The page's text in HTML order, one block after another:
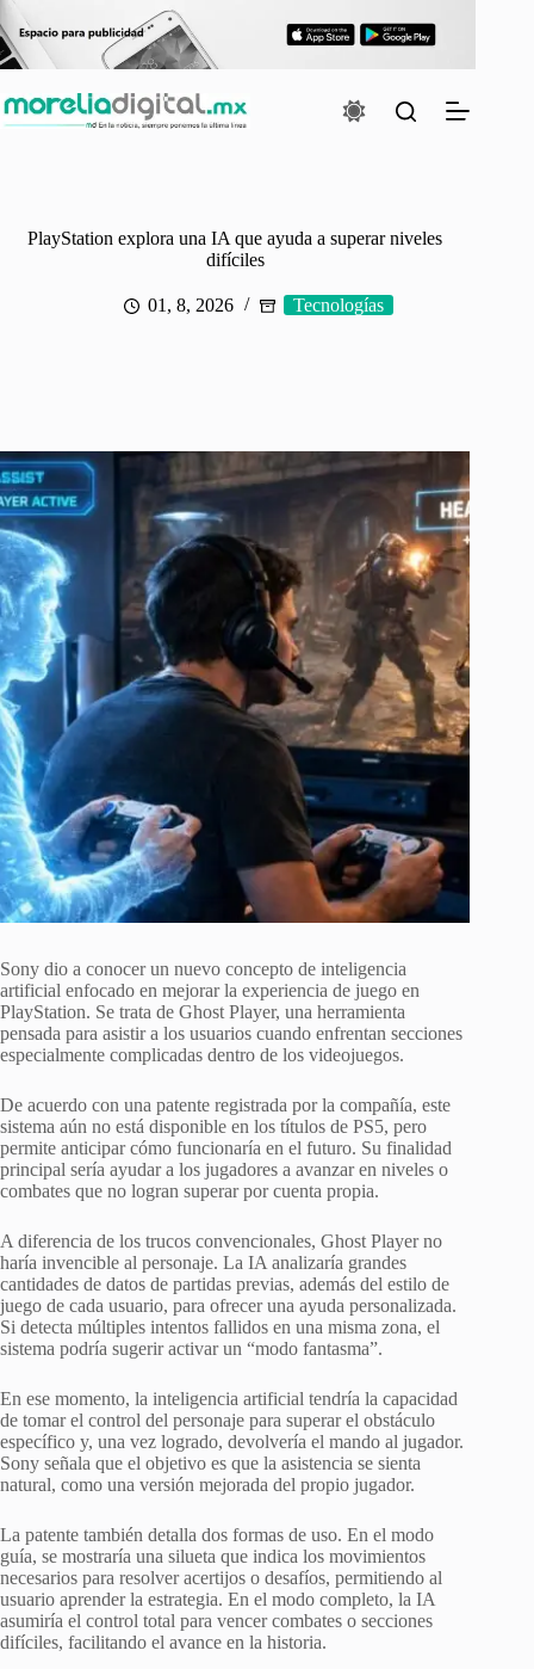
al
contenido
PlayStation explora una IA que ayuda a superar niveles
difíciles
01, 8, 2026 Tecnologías
Sony dio a conocer un nuevo concepto de inteligencia
artificial enfocado en mejorar la experiencia de juego en
PlayStation. Se trata de Ghost Player, una herramienta
pensada para asistir a los usuarios cuando enfrentan secciones
especialmente complicadas dentro de los videojuegos.
De acuerdo con una patente registrada por la compañía, este
sistema aún no está disponible en los títulos de PS5, pero
permite anticipar cómo funcionaría en el futuro. Su finalidad
principal sería ayudar a los jugadores a avanzar en niveles o
combates que no logran superar por cuenta propia.
A diferencia de los trucos convencionales, Ghost Player no
haría invencible al personaje. La IA analizaría grandes
cantidades de datos de partidas previas, además del estilo de
juego de cada usuario, para ofrecer una ayuda personalizada.
Si detecta múltiples intentos fallidos en una misma zona, el
sistema podría sugerir activar un “modo fantasma”.
En ese momento, la inteligencia artificial tendría la capacidad
de tomar el control del personaje para superar el obstáculo
específico y, una vez logrado, devolvería el mando al jugador.
Sony señala que el objetivo es que la asistencia se sienta
natural, como una versión mejorada del propio jugador.
La patente también detalla dos formas de uso. En el modo
guía, se mostraría una silueta que indica los movimientos
necesarios para resolver acertijos o desafíos, permitiendo al
usuario aprender la estrategia. En el modo completo, la IA
asumiría el control total para vencer combates o secciones
difíciles, facilitando el avance en la historia.